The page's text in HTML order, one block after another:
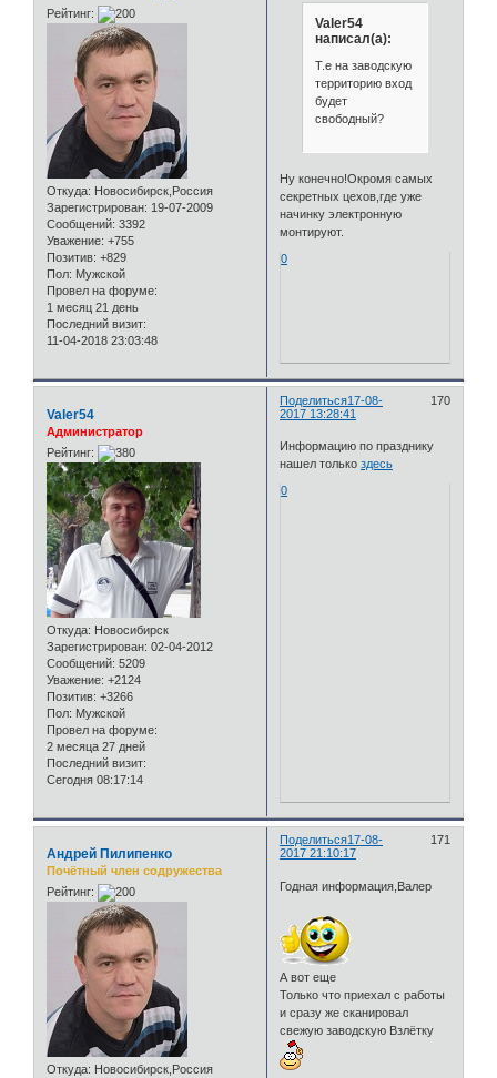
Рейтинг:
Откуда: Новосибирск,Россия
Зарегистрирован: 19-07-2009
Сообщений: 3392
Уважение: +755
Позитив: +829
Пол: Мужской
Провел на форуме:
1 месяц 21 день
Последний визит:
11-04-2018 23:03:48
Valer54
написал(а):
Т.е на заводскую
территорию вход
будет
свободный?
Ну конечно!Окромя самых
секретных цехов,где уже
начинку электронную
монтируют.
0
Поделиться 170
17-08-
2017 13:28:41
Valer54
Администратор
Рейтинг:
Откуда: Новосибирск
Зарегистрирован: 02-04-2012
Сообщений: 5209
Уважение: +2124
Позитив: +3266
Пол: Мужской
Провел на форуме:
2 месяца 27 дней
Последний визит:
Сегодня 08:17:14
Информацию по празднику
нашел толькоздесь
0
Поделиться 171
17-08-
2017 21:10:17
Андрей Пилипенко
Почётный член содружества
Рейтинг:
Откуда: Новосибирск,Россия
Годная информация,Валер
А вот еще
Только что приехал с работы
и сразу же сканировал
свежую заводскую Взлётку